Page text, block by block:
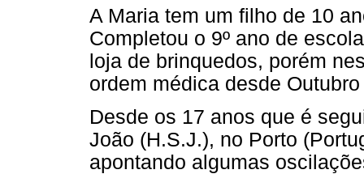
A Maria tem um filho de 10
Completou o 9º ano de
loja de brinquedos, porém
ordem médica desde
Desde os 17 anos que é
João (H.S.J.), no Porto
apontando algumas